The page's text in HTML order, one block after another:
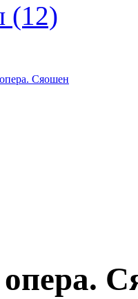
(12)
Cяошен